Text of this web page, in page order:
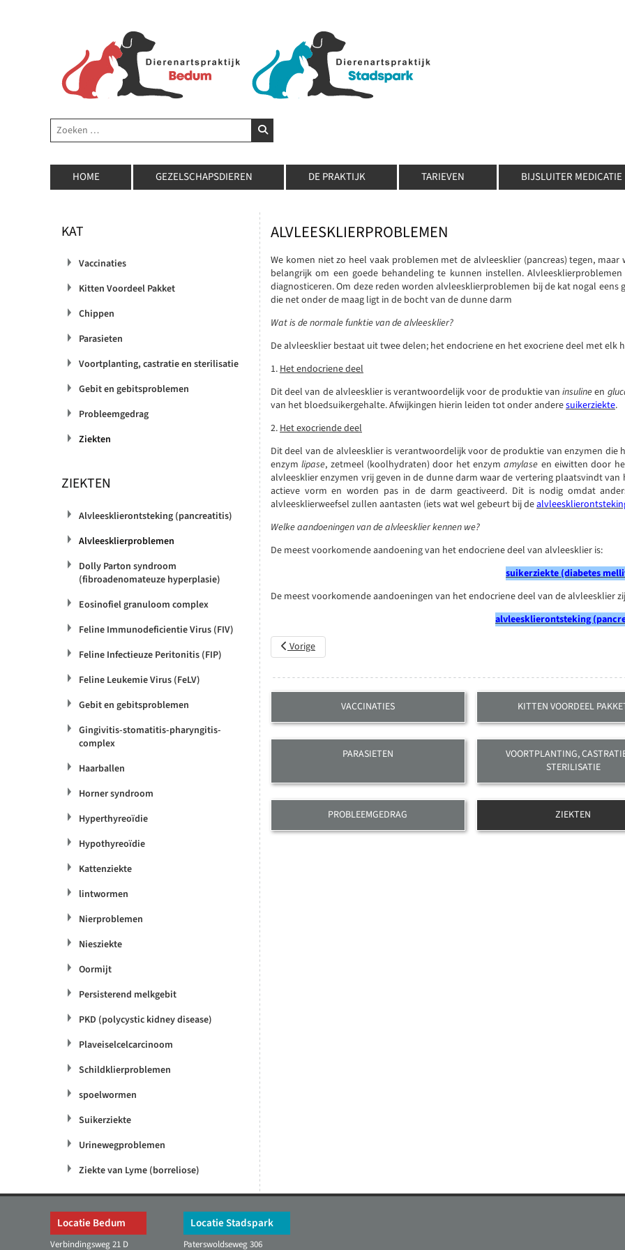
Zoeken ZOEKEN
HOME GEZELSCHAPSDIEREN DE PRAKTIJK TARIEVEN BIJSLUITER MEDICATIE
ALVLEESKLIERPROBLEMEN
We komen niet zo heel vaak problemen met de alvleesklier (pancreas) tegen,
belangrijk om een goede behandeling te kunnen instellen.
diagnosticeren. Om deze reden worden alvleesklierproblemen bij de kat nogal eens
die net onder de maag ligt in de bocht van de dunne darm
Wat is de normale funktie van de alvleesklier?
De alvleesklier bestaat uit twee delen; het endocriene en het exocriene deel met elk
1.Het endocriene deel
Dit deel van de alvleesklier is verantwoordelijk voor de produktie vaninsulineen
van het bloedsuikergehalte. Afwijkingen hierin leiden tot onder anderesuikerziekte.
2.Het exocriende deel
Dit deel van de alvleesklier is verantwoordelijk voor de produktie van enzymen
enzymlipase, zetmeel (koolhydraten) door het enzymamylase en eiwitten door
alvleesklier enzymen vrij geven in de dunne darm waar de vertering plaatsvindt
actieve vorm en worden pas in de darm geactiveerd. Dit is nodig omdat
alvleesklierweefsel zullen aantasten (iets wat wel gebeurt bij de
Welke aandoeningen van de alvleesklier kennen we?
De meest voorkomende aandoening van het endocriene deel van alvleesklier is:
suikerziekte (diabetes
De meest voorkomende aandoeningen van het endocriene deel van de alvleesklier
alvleesklierontsteking
Vorig artikel: Alvleesklierontsteking (pancreatitis)
Vorige
VACCINATIES KITTEN VOORDEEL
PARASIETEN
VOORTPLANTING,
STERILISATIE
PROBLEEMGEDRAG ZIEKTEN
KAT
Vaccinaties
Kitten Voordeel Pakket
Chippen
Parasieten
Voortplanting, castratie en sterilisatie
Gebit en gebitsproblemen
Probleemgedrag
Ziekten
ZIEKTEN
Alvleesklierontsteking (pancreatitis)
Alvleesklierproblemen
Dolly Parton syndroom
(fibroadenomateuze hyperplasie)
Eosinofiel granuloom complex
Feline Immunodeficientie Virus (FIV)
Feline Infectieuze Peritonitis (FIP)
Feline Leukemie Virus (FeLV)
Gebit en gebitsproblemen
Gingivitis-stomatitis-pharyngitis-
complex
Haarballen
Horner syndroom
Hyperthyreoïdie
Hypothyreoïdie
Kattenziekte
lintwormen
Nierproblemen
Niesziekte
Oormijt
Persisterend melkgebit
PKD (polycystic kidney disease)
Plaveiselcelcarcinoom
Schildklierproblemen
spoelwormen
Suikerziekte
Urinewegproblemen
Ziekte van Lyme (borreliose)
Locatie Bedum
Verbindingsweg 21 D
Locatie Stadspark
Paterswoldseweg 306